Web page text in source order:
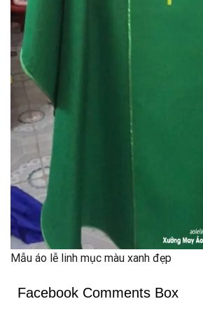
Mẫu áo lễ linh mục màu xanh đẹp
Facebook Comments Box